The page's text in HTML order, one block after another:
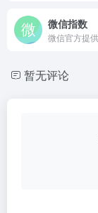
微信指数
暂无评论